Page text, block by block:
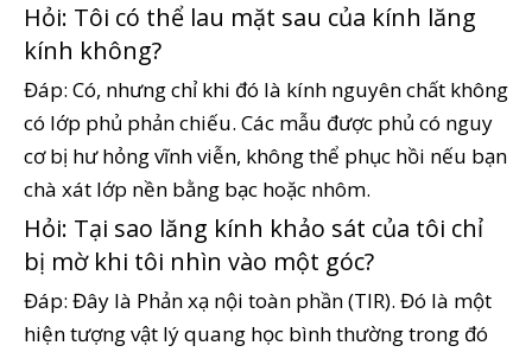
Hỏi: Tôi có thể lau mặt sau của kính lăng
kính không?
Đáp: Có, nhưng chỉ khi đó là kính nguyên chất không
có lớp phủ phản chiếu. Các mẫu được phủ có nguy
cơ bị hư hỏng vĩnh viễn, không thể phục hồi nếu bạn
chà xát lớp nền bằng bạc hoặc nhôm.
Hỏi: Tại sao lăng kính khảo sát của tôi chỉ
bị mờ khi tôi nhìn vào một góc?
Đáp: Đây là Phản xạ nội toàn phần (TIR). Đó là một
hiện tượng vật lý quang học bình thường trong đó